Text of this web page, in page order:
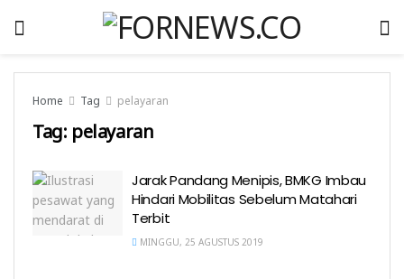
Home Tag pelayaran
Tag: pelayaran
Jarak Pandang Menipis, BMKG Imbau
Hindari Mobilitas Sebelum Matahari
Terbit
MINGGU, 25 AGUSTUS 2019